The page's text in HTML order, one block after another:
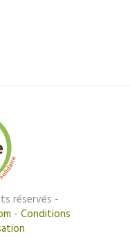
réservés -
- Conditions